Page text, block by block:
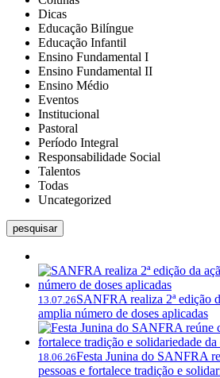
Dicas
Educação Bilíngue
Educação Infantil
Ensino Fundamental I
Ensino Fundamental II
Ensino Médio
Eventos
Institucional
Pastoral
Período Integral
Responsabilidade Social
Talentos
Todas
Uncategorized
pesquisar
13.07.26SANFRA realiza 2ª edição
amplia número de doses aplicadas
18.06.26Festa Junina do SANFRA
pessoas e fortalece tradição e